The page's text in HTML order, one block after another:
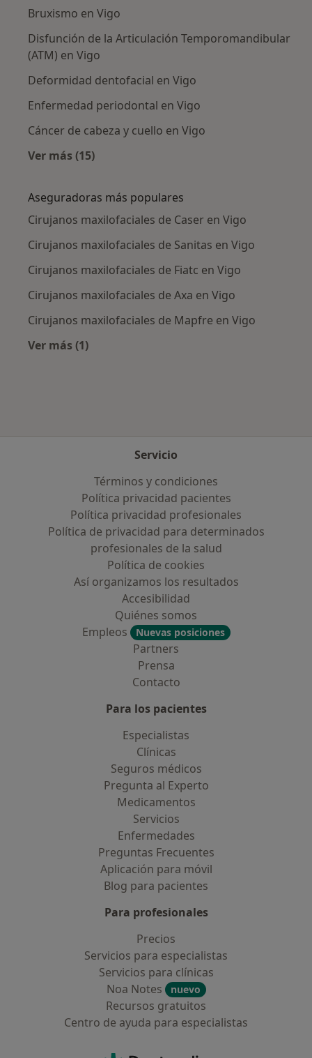
Bruxismo en Vigo
Disfunción de la Articulación Temporomandibular
(ATM) en Vigo
Deformidad dentofacial en Vigo
Enfermedad periodontal en Vigo
Cáncer de cabeza y cuello en Vigo
Ver más (15)
Aseguradoras más populares
Cirujanos maxilofaciales de Caser en Vigo
Cirujanos maxilofaciales de Sanitas en Vigo
Cirujanos maxilofaciales de Fiatc en Vigo
Cirujanos maxilofaciales de Axa en Vigo
Cirujanos maxilofaciales de Mapfre en Vigo
Ver más (1)
Servicio
Términos y condiciones
Política privacidad pacientes
Política privacidad profesionales
Política de privacidad para determinados
profesionales de la salud
Política de cookies
Así organizamos los resultados
Accesibilidad
Quiénes somos
Empleos
Nuevas posiciones
Partners
Prensa
Contacto
Para los pacientes
Especialistas
Clínicas
Seguros médicos
Pregunta al Experto
Medicamentos
Servicios
Enfermedades
Preguntas Frecuentes
Aplicación para móvil
Blog para pacientes
Para profesionales
Precios
Servicios para especialistas
Servicios para clínicas
Noa Notes
nuevo
Recursos gratuitos
Centro de ayuda para especialistas